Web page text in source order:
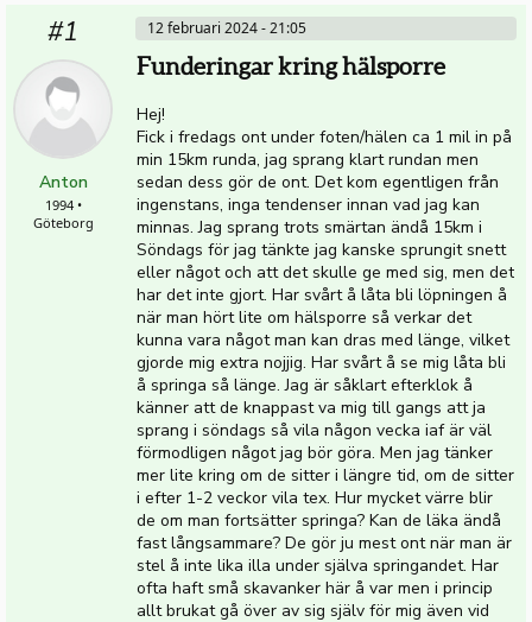
#1
Anton
1994 •
Göteborg
12 februari 2024 - 21:05
Funderingar kring hälsporre
Hej!
Fick i fredags ont under foten/hälen ca 1 mil in på
min 15km runda, jag sprang klart rundan men
sedan dess gör de ont. Det kom egentligen från
ingenstans, inga tendenser innan vad jag kan
minnas. Jag sprang trots smärtan ändå 15km i
Söndags för jag tänkte jag kanske sprungit snett
eller något och att det skulle ge med sig, men det
har det inte gjort. Har svårt å låta bli löpningen å
när man hört lite om hälsporre så verkar det
kunna vara något man kan dras med länge, vilket
gjorde mig extra nojjig. Har svårt å se mig låta bli
å springa så länge. Jag är såklart efterklok å
känner att de knappast va mig till gangs att ja
sprang i söndags så vila någon vecka iaf är väl
förmodligen något jag bör göra. Men jag tänker
mer lite kring om de sitter i längre tid, om de sitter
i efter 1-2 veckor vila tex. Hur mycket värre blir
de om man fortsätter springa? Kan de läka ändå
fast långsammare? De gör ju mest ont när man är
stel å inte lika illa under själva springandet. Har
ofta haft små skavanker här å var men i princip
allt brukat gå över av sig själv för mig även vid